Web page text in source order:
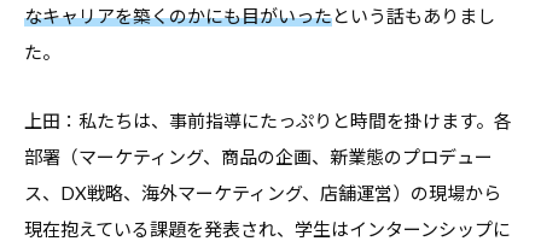
なキャリアを築くのかにも目がいったという話もありまし
た。
上田：私たちは、事前指導にたっぷりと時間を掛けます。各
部署（マーケティング、商品の企画、新業態のプロデュー
ス、DX戦略、海外マーケティング、店舗運営）の現場から
現在抱えている課題を発表され、学生はインターンシップに